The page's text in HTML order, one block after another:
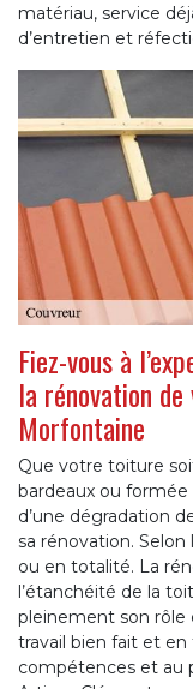
matériau, service
d’entretien et
Fiez-vous à
la rénovation
Morfontaine
Que votre toiture
bardeaux ou formée
d’une dégradation
sa rénovation.
ou en totalité. La
l’étanchéité de la
pleinement son rôle
travail bien fait et
compétences et au